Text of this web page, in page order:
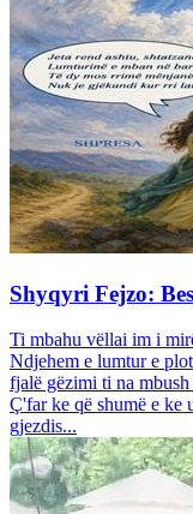
Shyqyri Fejzo:
Ti mbahu vëllai im i
Ndjehem e lumtur e
fjalë gëzimi ti na
Ç'far ke që shumë e
gjezdis...